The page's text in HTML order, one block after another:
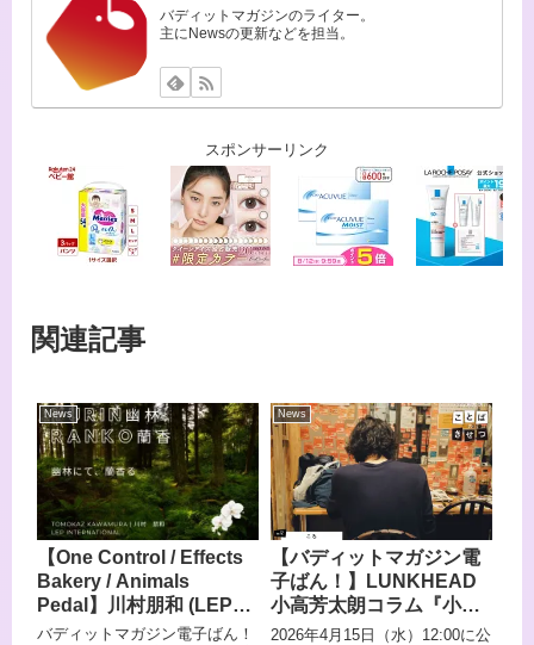
バディットマガジンのライター。
主にNewsの更新などを担当。
スポンサーリンク
関連記事
News
【One Control / Effects
Bakery / Animals
Pedal】川村朋和 (LEP
INTERNATIONAL代表)
バディットマガジン電子ばん！
News
【バディットマガジン電
子ばん！】LUNKHEAD
小高芳太朗コラム『小高
芳太朗のことばのきせ
2026年4月15日（水）12:00に公